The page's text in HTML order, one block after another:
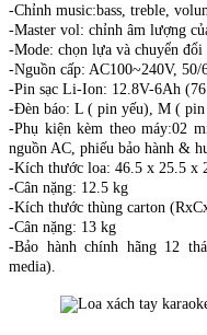
-Chỉnh music:bass, treble,
-Master vol: chỉnh âm lượng
-Mode: chọn lựa và chuyển
-Nguồn cấp: AC100~240V, 50/
-Pin sạc Li-Ion: 12.8V-6Ah
-Đèn báo: L ( pin yếu), M (
-Phụ kiện kèm theo máy:02
nguồn AC, phiếu bảo hành &
-Kích thước loa: 46.5 x 25.5 x
-Cân nặng: 12.5 kg
-Kích thước thùng carton
-Cân nặng: 13 kg
-Bảo hành chính hãng 12
media).